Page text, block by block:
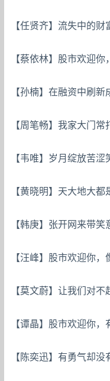
【任贤齐】流失中的财
【蔡依林】股市欢迎
【孙楠】在融资中刷新
【周笔畅】我家大门
【韦唯】岁月绽放苦
【黄晓明】天大地大
【韩庚】张开网来带
【汪峰】股市欢迎你，
【莫文蔚】让我们对不
【谭晶】股市欢迎你
【陈奕迅】有勇气却没